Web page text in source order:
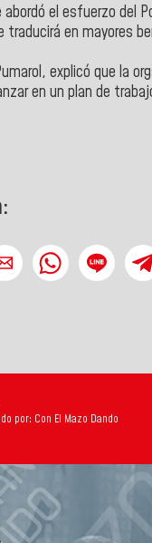
el esfuerzo del
en mayores
explicó que la
en un plan de
por: Con El Mazo Dando